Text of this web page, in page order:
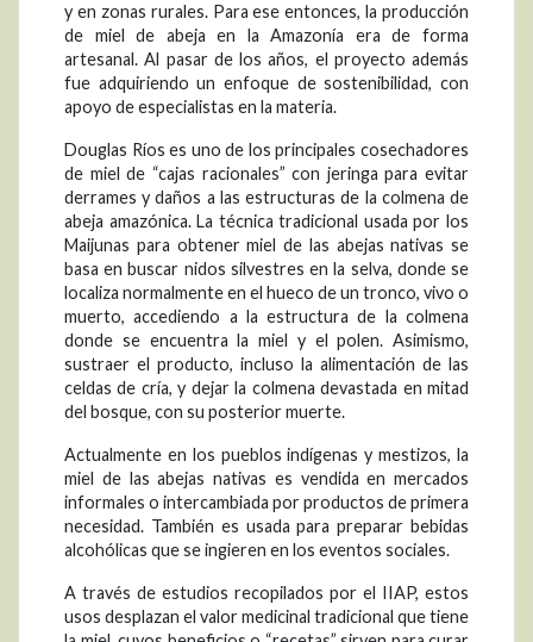
y en zonas rurales. Para ese entonces, la producción
de miel de abeja en la Amazonía era de forma
artesanal. Al pasar de los años, el proyecto además
fue adquiriendo un enfoque de sostenibilidad, con
apoyo de especialistas en la materia.
Douglas Ríos es uno de los principales cosechadores
de miel de “cajas racionales” con jeringa para evitar
derrames y daños a las estructuras de la colmena de
abeja amazónica. La técnica tradicional usada por los
Maijunas para obtener miel de las abejas nativas se
basa en buscar nidos silvestres en la selva, donde se
localiza normalmente en el hueco de un tronco, vivo o
muerto, accediendo a la estructura de la colmena
donde se encuentra la miel y el polen. Asimismo,
sustraer el producto, incluso la alimentación de las
celdas de cría, y dejar la colmena devastada en mitad
del bosque, con su posterior muerte.
Actualmente en los pueblos indígenas y mestizos, la
miel de las abejas nativas es vendida en mercados
informales o intercambiada por productos de primera
necesidad. También es usada para preparar bebidas
alcohólicas que se ingieren en los eventos sociales.
A través de estudios recopilados por el IIAP, estos
usos desplazan el valor medicinal tradicional que tiene